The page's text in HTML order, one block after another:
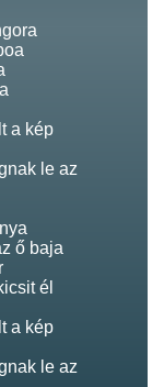
a kép
le az
ő baja
él
a kép
le az